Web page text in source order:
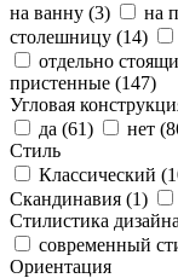
на ванну (3) на
столешницу (14)
отдельно
пристенные (147)
Угловая
да (61) нет (
Стиль
Классический (
Скандинавия (1)
Стилистика дизайна
современный
Ориентация